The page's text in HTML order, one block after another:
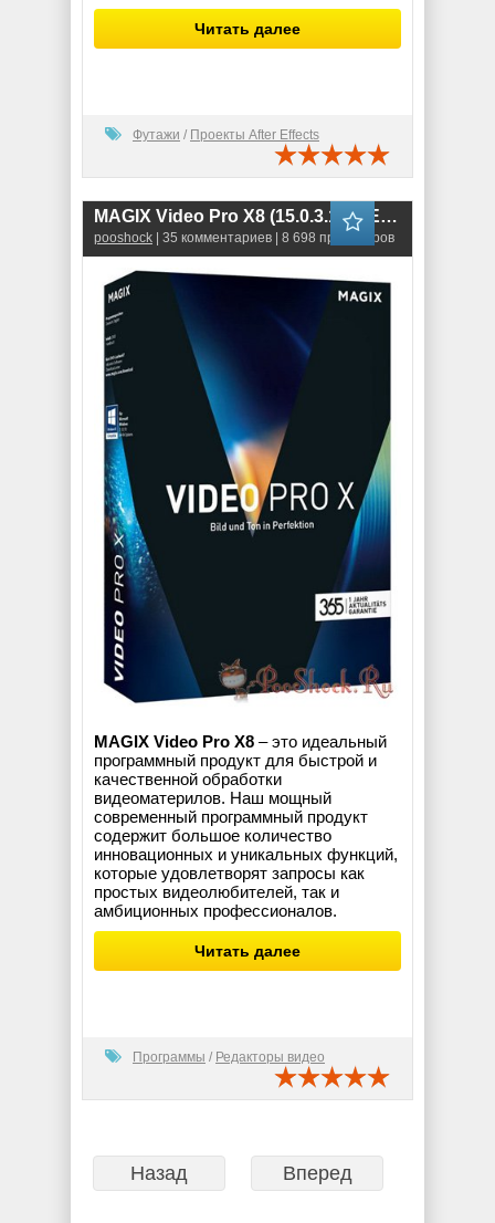
Читать далее
Футажи / Проекты After Effects
MAGIX Video Pro X8 (15.0.3.138) ENG-RUS RePack
pooshock | 35 комментариев | 8 698 просмотров
MAGIX Video Pro X8 – это идеальный
программный продукт для быстрой и
качественной обработки
видеоматерилов. Наш мощный
современный программный продукт
содержит большое количество
инновационных и уникальных функций,
которые удовлетворят запросы как
простых видеолюбителей, так и
амбиционных профессионалов.
Читать далее
Программы / Редакторы видео
Назад Вперед